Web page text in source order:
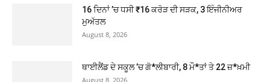
16 ਦਿਨਾਂ ’ਚ ਧਸੀ ₹16 ਕਰੋੜ ਦੀ ਸੜਕ, 3 ਇੰਜੀਨੀਅਰ
ਮੁਅੱਤਲ
August 8, 2026
ਥਾਈਲੈਂਡ ਦੇ ਸਕੂਲ ’ਚ ਗੋ*ਲੀਬਾਰੀ, 8 ਮੌ*ਤਾਂ ਤੇ 22 ਜ਼*ਖ਼ਮੀ
August 8, 2026